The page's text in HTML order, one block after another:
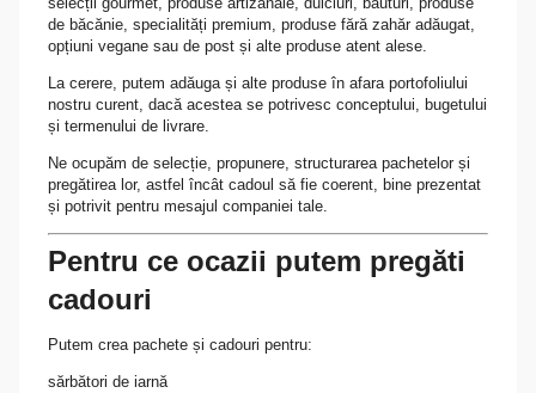
de băcănie, specialități premium, produse fără zahăr adăugat,
opțiuni vegane sau de post și alte produse atent alese.
La cerere, putem adăuga și alte produse în afara portofoliului
nostru curent, dacă acestea se potrivesc conceptului, bugetului
și termenului de livrare.
Ne ocupăm de selecție, propunere, structurarea pachetelor și
pregătirea lor, astfel încât cadoul să fie coerent, bine prezentat
și potrivit pentru mesajul companiei tale.
Pentru ce ocazii putem pregăti
cadouri
Putem crea pachete și cadouri pentru:
sărbători de iarnă